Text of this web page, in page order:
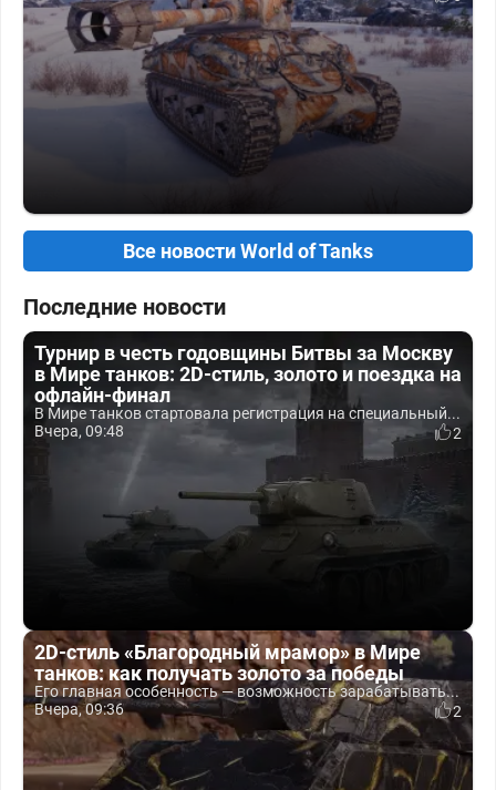
Все новости World of Tanks
Последние новости
Турнир в честь годовщины Битвы за Москву
в Мире танков: 2D-стиль, золото и поездка на
офлайн-финал
В Мире танков стартовала регистрация на специальный...
Вчера, 09:48
2
2D-стиль «Благородный мрамор» в Мире
танков: как получать золото за победы
Его главная особенность — возможность зарабатывать...
Вчера, 09:36
2